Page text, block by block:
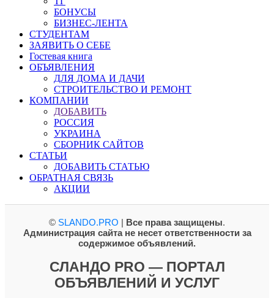
БОНУСЫ
БИЗНЕС-ЛЕНТА
СТУДЕНТАМ
ЗАЯВИТЬ О СЕБЕ
Гостевая книга
ОБЪЯВЛЕНИЯ
ДЛЯ ДОМА И ДАЧИ
СТРОИТЕЛЬСТВО И РЕМОНТ
КОМПАНИИ
ДОБАВИТЬ
РОССИЯ
УКРАИНА
СБОРНИК САЙТОВ
СТАТЬИ
ДОБАВИТЬ СТАТЬЮ
ОБРАТНАЯ СВЯЗЬ
АКЦИИ
© SLANDO.PRO | Все права защищены.
Администрация сайта не несет ответственности за
содержимое объявлений.
СЛАНДО PRO — ПОРТАЛ
ОБЪЯВЛЕНИЙ И УСЛУГ